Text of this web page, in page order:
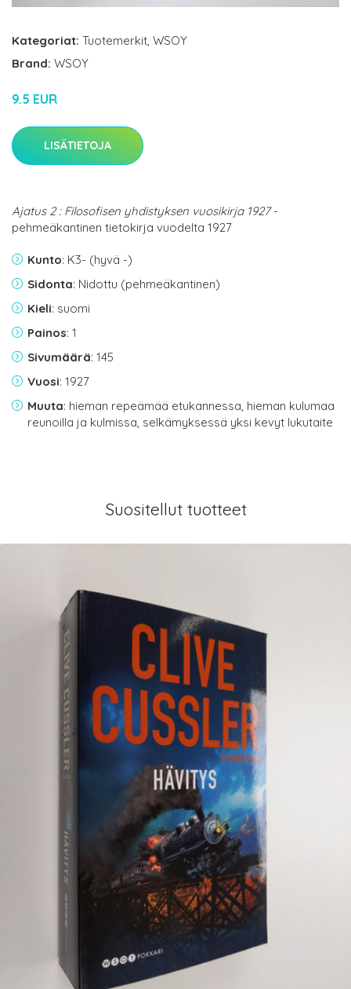
Kategoriat: Tuotemerkit, WSOY
Brand: WSOY
9.5 EUR
LISÄTIETOJA
Ajatus 2 : Filosofisen yhdistyksen vuosikirja 1927-
pehmeäkantinen tietokirja vuodelta 1927
Kunto: K3- (hyvä -)
Sidonta: Nidottu (pehmeäkantinen)
Kieli: suomi
Painos: 1
Sivumäärä: 145
Vuosi: 1927
Muuta: hieman repeämää etukannessa, hieman kulumaa
reunoilla ja kulmissa, selkämyksessä yksi kevyt lukutaite
Suositellut tuotteet